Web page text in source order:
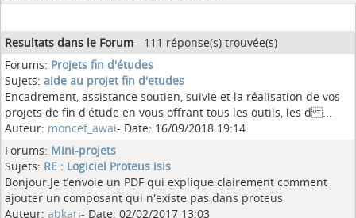
Resultats dans le Forum - 111 réponse(s) trouvée(s)
Forums: Projets fin d'études
Sujets: aide au projet fin d'etudes
Encadrement, assistance soutien, suivie et la réalisation de vos
projets de fin d'étude en vous offrant tous les outils, les d ...
Auteur: moncef_awai- Date: 16/09/2018 19:14
Forums: Mini-projets
Sujets: RE : Logiciel Proteus isis
Bonjour.Je t’envoie un PDF qui explique clairement comment
ajouter un composant qui n'existe pas dans proteus
Auteur: abkari- Date: 02/02/2017 13:03